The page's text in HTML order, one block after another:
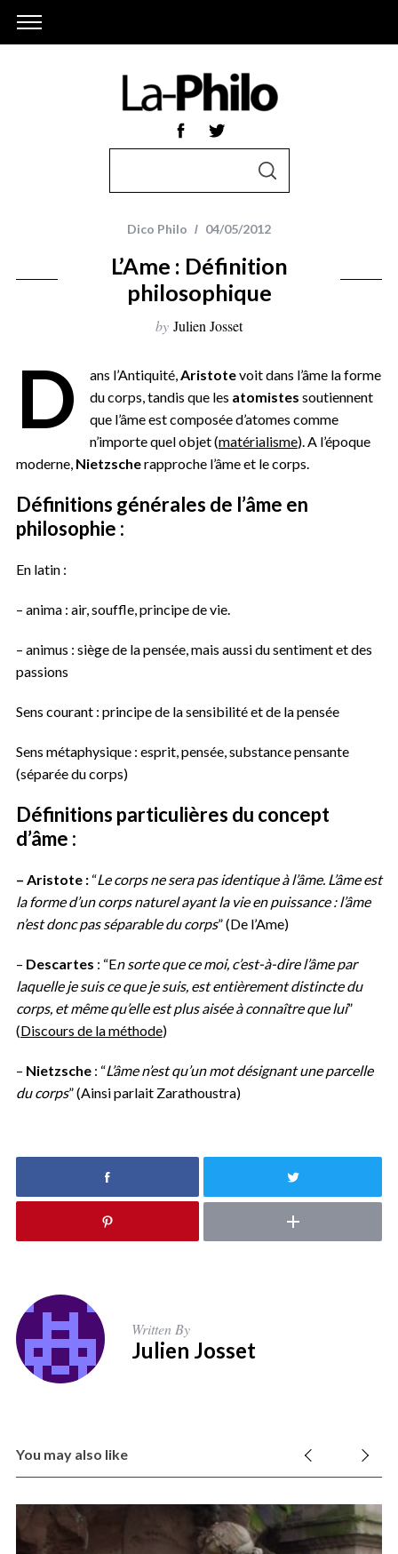
S
C
H
Dico Philo 04/05/2012
L’Ame : Définition
philosophique
by Julien Josset
D ans l’Antiquité,Aristotevoit dans l’âme la forme
du corps, tandis que les atomistes soutiennent
que l’âme est composée d’atomes comme
n’importe quel objet (matérialisme). A l’époque
moderne, Nietzscherapproche l’âme et le corps.
Définitions générales de l’âme en
philosophie :
En latin :
– anima : air, souffle, principe de vie.
– animus : siège de la pensée, mais aussi du sentiment et des
passions
Sens courant : principe de la sensibilité et de la pensée
Sens métaphysique : esprit, pensée, substance pensante
(séparée du corps)
Définitions particulières du concept
d’âme :
– Aristote : “Le corps ne sera pas identique à l’âme. L’âme est
la forme d’un corps naturel ayant la vie en puissance : l’âme
n’est donc pas séparable du corps” (De l’Ame)
– Descartes : “En sorte que ce moi, c’est-à-dire l’âme par
laquelle je suis ce que je suis, est entièrement distincte du
corps, et même qu’elle est plus aisée à connaître que lui”
(Discours de la méthode)
– Nietzsche : “L’âme n’est qu’un mot désignant une parcelle
du corps” (Ainsi parlait Zarathoustra)
Written By
Julien Josset
You may also like